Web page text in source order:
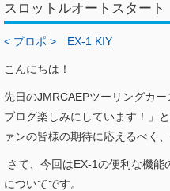
スロットルオートスタート
< プロポ > EX-1 KIY
こんにちは！
先日のJMRCAEPツーリングカ
ブログ楽しみにしています！」
ァンの皆様の期待に応えるべく
さて、今回はEX-1の便利な機能
についてです。